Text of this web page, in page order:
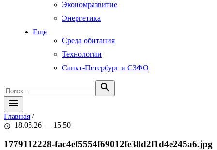
Экономразвитие
Энергетика
Ещё
Среда обитания
Технологии
Санкт-Петербург и СЗФО
search
menu
Главная /
schedule 18.05.26 — 15:50
1779112228-fac4ef5554f69012fe38d2f1d4e245a6.jpg